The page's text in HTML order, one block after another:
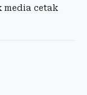
media cetak